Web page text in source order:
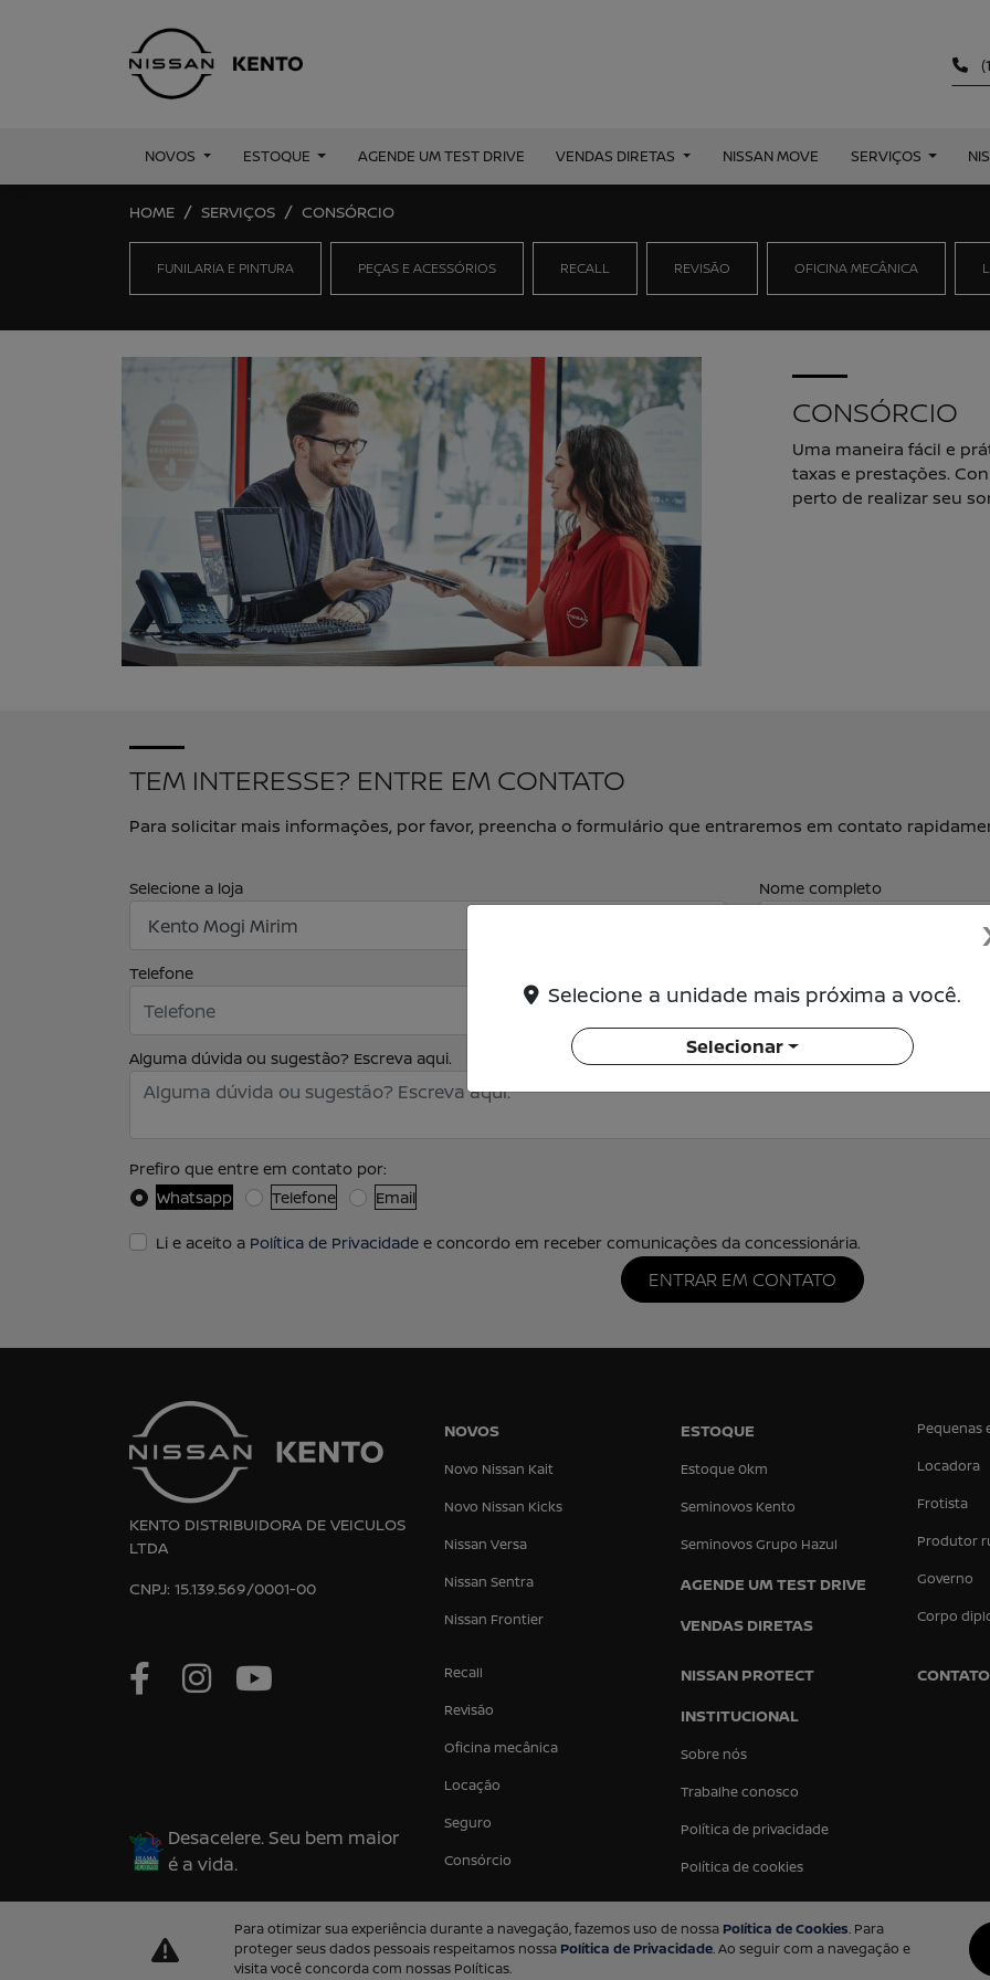
NOVOS ESTOQUE AGENDE UM TEST DRIVE VENDAS DIRETAS NISSAN MOVE SERVIÇOS
HOME SERVIÇOS CONSÓRCIO
FUNILARIA E PINTURA PEÇAS E ACESSÓRIOS RECALL REVISÃO OFICINA MECÂNICA
CONSÓRCIO
Uma maneira fácil e
taxas e prestações.
perto de realizar seu
TEM INTERESSE? ENTRE EM CONTATO
Para solicitar mais informações, por favor, preencha o formulário que entraremos em contato
Selecione a loja Nome completo
Telefone
Alguma dúvida ou sugestão? Escreva aqui.
Prefiro que entre em contato por:
Whatsapp
Telefone Email
Li e aceito a Política de Privacidade e concordo em receber comunicações da concessionária.
ENTRAR EM CONTATO
KENTO DISTRIBUIDORA DE VEICULOS
LTDA
CNPJ: 15.139.569/0001-00
Desacelere. Seu bem maior
é a vida.
NOVOS
Novo Nissan Kait
Novo Nissan Kicks
Nissan Versa
Nissan Sentra
Nissan Frontier
ESTOQUE
Estoque 0km
Seminovos Kento
Seminovos Grupo Hazul
AGENDE UM TEST DRIVE
VENDAS DIRETAS
Pequenas
Locadora
Frotista
Produtor
Governo
Corpo
Recall
Revisão
Oficina mecânica
Locação
Seguro
Consórcio
NISSAN PROTECT
INSTITUCIONAL
Sobre nós
Trabalhe conosco
Política de privacidade
Política de cookies
CONTATO
Selecione a unidade mais próxima a você.
Selecionar
Para otimizar sua experiência durante a navegação, fazemos uso de nossa Política de Cookies. Para
proteger seus dados pessoais respeitamos nossa Política de Privacidade. Ao seguir com a navegação e
visita você concorda com nossas Políticas.